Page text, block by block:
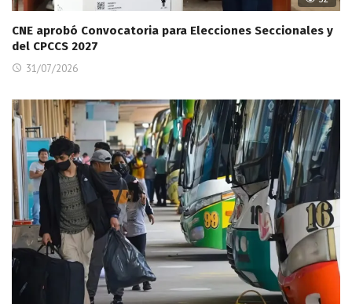
CNE aprobó Convocatoria para Elecciones Seccionales y
del CPCCS 2027
31/07/2026